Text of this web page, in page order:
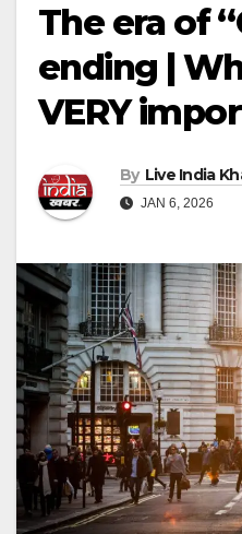
The era of
ending |
VERY
By Live India
JAN 6, 2026